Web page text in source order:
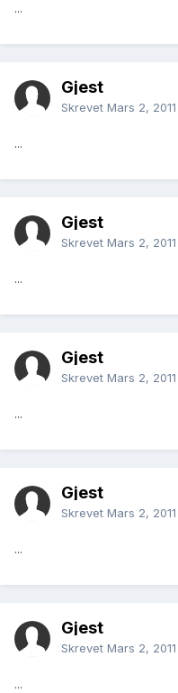
...
Gjest
Skrevet Mars 2, 2011
...
Gjest
Skrevet Mars 2, 2011
...
Gjest
Skrevet Mars 2, 2011
...
Gjest
Skrevet Mars 2, 2011
...
Gjest
Skrevet Mars 2, 2011
...